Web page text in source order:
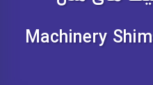
Machinery